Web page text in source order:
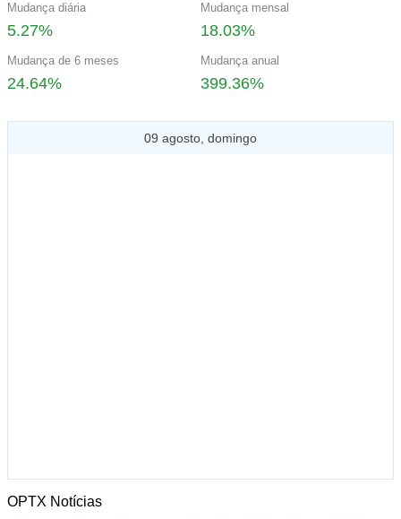
Mudança diária
5.27%
Mudança mensal
18.03%
Mudança de 6 meses
24.64%
Mudança anual
399.36%
09 agosto, domingo
OPTX Notícias